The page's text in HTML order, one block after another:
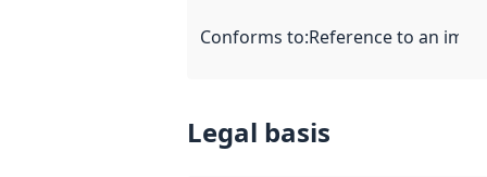
Conforms to:Reference to an
Legal basis